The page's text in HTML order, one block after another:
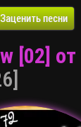
Заценить песни
[02]